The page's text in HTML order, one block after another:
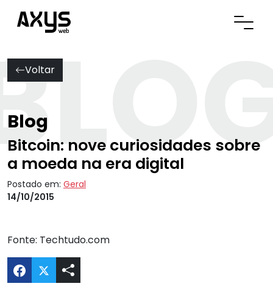
Abrir
Voltar
Blog
Bitcoin: nove curiosidades sobre
a moeda na era digital
Postado em: Geral
14/10/2015
Fonte: Techtudo.com
Compartilhar Bitcoin: nove curiosidades sobre